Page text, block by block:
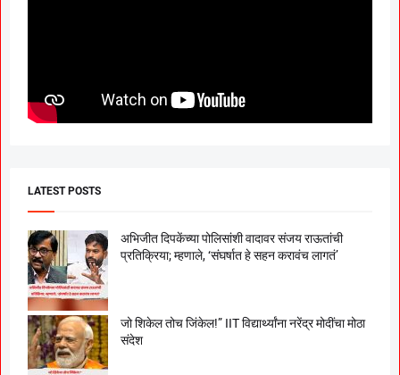
LATEST POSTS
अभिजीत दिपकेंच्या पोलिसांशी वादावर संजय राऊतांची
प्रतिक्रिया; म्हणाले, ‘संघर्षात हे सहन करावंच लागतं’
जो शिकेल तोच जिंकेल!” IIT विद्यार्थ्यांना नरेंद्र मोदींचा मोठा
संदेश